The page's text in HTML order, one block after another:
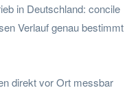
in Deutschland: concile
Verlauf genau bestimmt
direkt vor Ort messbar